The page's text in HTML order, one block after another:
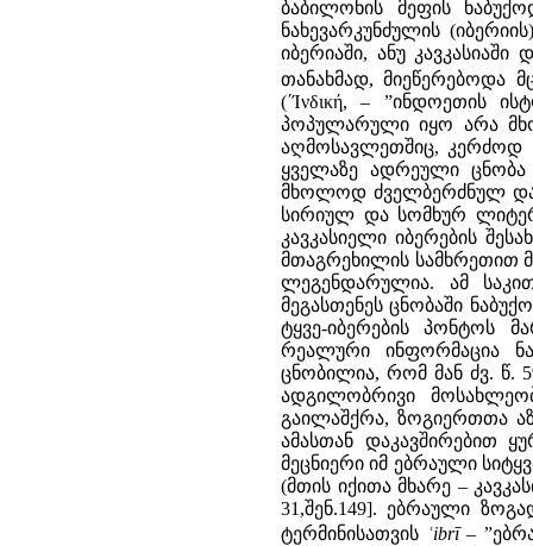
ბაბილონის მეფის
ნახევარკუნძულის
იბერიაში, ანუ
თანახმად, მიეწერებოდა
(΄Ίνδική, – ”ინდოეთის
პოპულარული იყო არა
აღმოსავლეთშიც, კერძოდ
ყველაზე ადრეული ცნობა
მხოლოდ ძველბერძნულ
სირიულ და სომხურ
კავკასიელი იბერების
მთაგრეხილის სამხრეთით
ლეგენდარულია. ამ
მეგასთენეს ცნობაში
ტყვე-იბერების პონტოს
რეალური ინფორმაცია
ცნობილია, რომ მან ძვ. წ.
ადგილობრივი
გაილაშქრა, ზოგიერთთა
ამასთან დაკავშირებით
მეცნიერი იმ ებრაული
(მთის იქითა მხარე –
31,შენ.149]. ებრაული
ტერმინისათვის ʿibrī–